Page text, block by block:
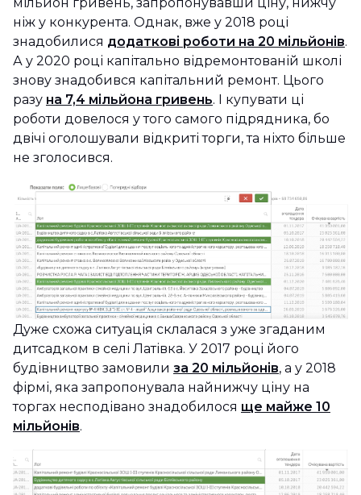
мільйон гривень, запропонувавши ціну, нижчу
ніж у конкурента. Однак, вже у 2018 році
знадобилися додаткові роботи на 20 мільйонів.
А у 2020 році капітально відремонтованій школі
знову знадобився капітальний ремонт. Цього
разу на 7,4 мільйона гривень. І купувати ці
роботи довелося у того самого підрядника, бо
двічі оголошували відкриті торги, та ніхто більше
не зголосився.
Дуже схожа ситуація склалася з уже згаданим
дитсадком в селі Латівка. У 2017 році його
будівництво замовили за 20 мільйонів, а у 2018
фірмі, яка запропонувала найнижчу ціну на
торгах несподівано знадобилося ще майже 10
мільйонів.